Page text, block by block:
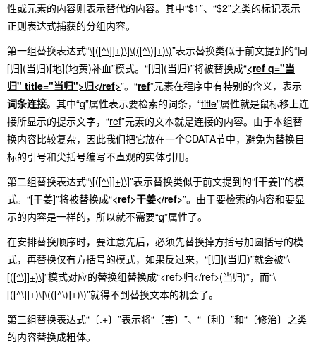
性或元素的内容则表示替代的内容。其中“$1”、“$2”之类的标记表示
正则表达式捕获的分组内容。
第一组替换表达式“\[([^\]]+)\]\(([^\)]+)\)”表示替换类似于前文提到的“同
[归](当归)[地](地黄)补血”模式。“[归](当归)”将被替换成“<ref q="当
归" title="当归">归</ref>”。“ref”元素在程序中有特别的含义，表示
词条连接。其中“q”属性表示要检索的词条，“title”属性就是鼠标移上连
接所显示的提示文字，“ref”元素的文本就是连接的内容。由于本组替
换内容比较复杂，因此我们把它放在一个CDATA节中，避免为替换目
标的引号和尖括号编写不直观的实体引用。
第二组替换表达式“\[([^\]]+)\]”表示替换类似于前文提到的“[干姜]”的模
式。“[干姜]”将被替换成“<ref>干姜</ref>”。由于要检索的内容和要显
示的内容是一样的，所以就不需要“q”属性了。
在安排替换顺序时，要注意先后，必须先替换掉方括号加圆括号的模
式，再替换仅有方括号的模式，如果反过来，“[归](当归)”就会被“\
[([^\]]+)\]”模式对应的替换组替换成“<ref>归</ref>(当归)”，而“\
[([^\]]+)\]\(([^\)]+)\)”就得不到替换文本的机会了。
第三组替换表达式“〔.+〕”表示将“〔害〕”、“〔利〕”和“〔修治〕之类
的内容替换成粗体。